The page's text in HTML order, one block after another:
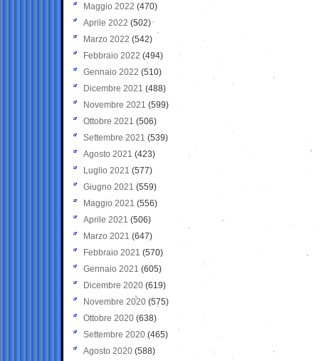
Maggio 2022 (470)
Aprile 2022 (502)
Marzo 2022 (542)
Febbraio 2022 (494)
Gennaio 2022 (510)
Dicembre 2021 (488)
Novembre 2021 (599)
Ottobre 2021 (506)
Settembre 2021 (539)
Agosto 2021 (423)
Luglio 2021 (577)
Giugno 2021(559)
Maggio 2021 (556)
Aprile 2021 (506)
Marzo 2021 (647)
Febbraio 2021 (570)
Gennaio 2021 (605)
Dicembre 2020 (619)
Novembre 2020 (575)
Ottobre 2020 (638)
Settembre 2020(465)
Agosto 2020 (588)